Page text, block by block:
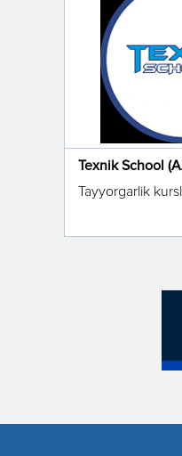
Texnik School
Tayyorgarlik